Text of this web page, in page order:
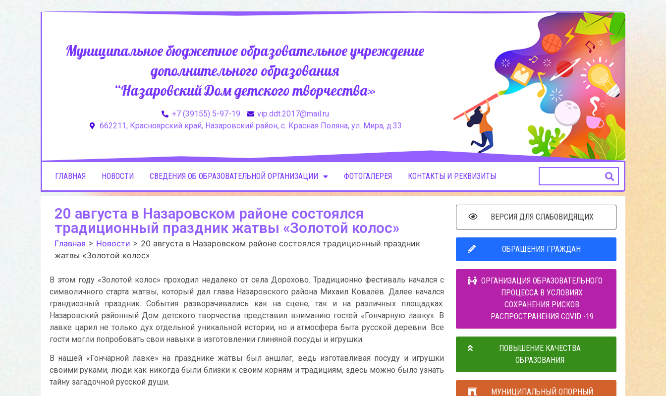
Муниципальное бюджетное образовательное учреждение
дополнительного образования
“Назаровский Дом детского творчества»
+7 (39155) 5-97-19
vip.ddt.2017@mail.ru
662211, Красноярский край, Назаровский район, с. Красная Поляна, ул. Мира, д.33
ГЛАВНАЯ НОВОСТИ СВЕДЕНИЯ ОБ ОБРАЗОВАТЕЛЬНОЙ ОРГАНИЗАЦИИ ФОТОГАЛЕРЕЯ КОНТАКТЫ И РЕКВИЗИТЫ
20 августа в Назаровском районе состоялся
традиционный праздник жатвы «Золотой колос»
Главная > Новости > 20 августа в Назаровском районе состоялся традиционный праздник
жатвы «Золотой колос»
В этом году «Золотой колос» проходил недалеко от села Дорохово. Традиционно фестиваль начался с
символичного старта жатвы, который дал глава Назаровского района Михаил Ковалёв. Далее начался
грандиозный праздник. События разворачивались как на сцене, так и на различных площадках.
Назаровский районный Дом детского творчества представил вниманию гостей «Гончарную лавку». В
лавке царил не только дух отдельной уникальной истории, но и атмосфера быта русской деревни. Все
гости могли попробовать свои навыки в изготовлении глиняной посуды и игрушки.
В нашей «Гончарной лавке» на празднике жатвы был аншлаг, ведь изготавливая посуду и игрушки
своими руками, люди как никогда были близки к своим корням и традициям, здесь можно было узнать
тайну загадочной русской души.
ВЕРСИЯ ДЛЯ СЛАБОВИДЯЩИХ
ОБРАЩЕНИЯ ГРАЖДАН
ОРГАНИЗАЦИЯ ОБРАЗОВАТЕЛЬНОГО
ПРОЦЕССА В УСЛОВИЯХ
СОХРАНЕНИЯ РИСКОВ
РАСПРОСТРАНЕНИЯ COVID -19
ПОВЫШЕНИЕ КАЧЕСТВА
ОБРАЗОВАНИЯ
МУНИЦИПАЛЬНЫЙ ОПОРНЫЙ